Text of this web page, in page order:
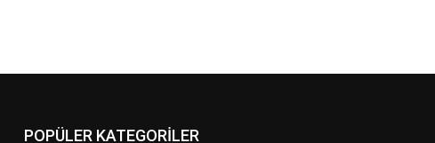
POPÜLER KATEGORİLER